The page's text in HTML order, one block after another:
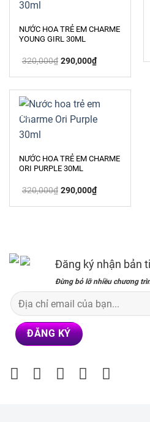
NƯỚC HOA TRẺ EM CHARME
YOUNG GIRL 30ML
320,000₫ Giá
gốc
290,000₫Giá
hiện
290,000₫.
-9%
NƯỚC HOA TRẺ EM CHARME
ORI PURPLE 30ML
320,000₫ Giá
gốc
290,000₫Giá
hiện
Đăng ký nhận bản
Đừng bỏ lỡ nhiều chương